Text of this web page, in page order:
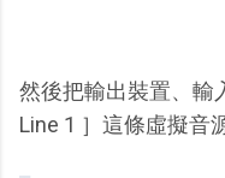
然後把輸出裝置、輸
Line 1 ］這條虛擬音